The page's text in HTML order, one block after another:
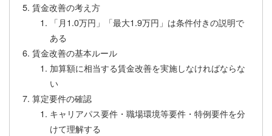
賃金改善の考え方
「月1.0万円」「最大1.9万円」は条件付きの説明で
ある
賃金改善の基本ルール
加算額に相当する賃金改善を実施しなければならな
い
算定要件の確認
キャリアパス要件・職場環境等要件・特例要件を分
けて理解する